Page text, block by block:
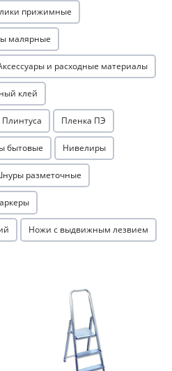
прижимные
малярные
и расходные материалы
клей
Плинтуса Пленка ПЭ
бытовые Нивелиры
разметочные
Ножи с выдвижным лезвием